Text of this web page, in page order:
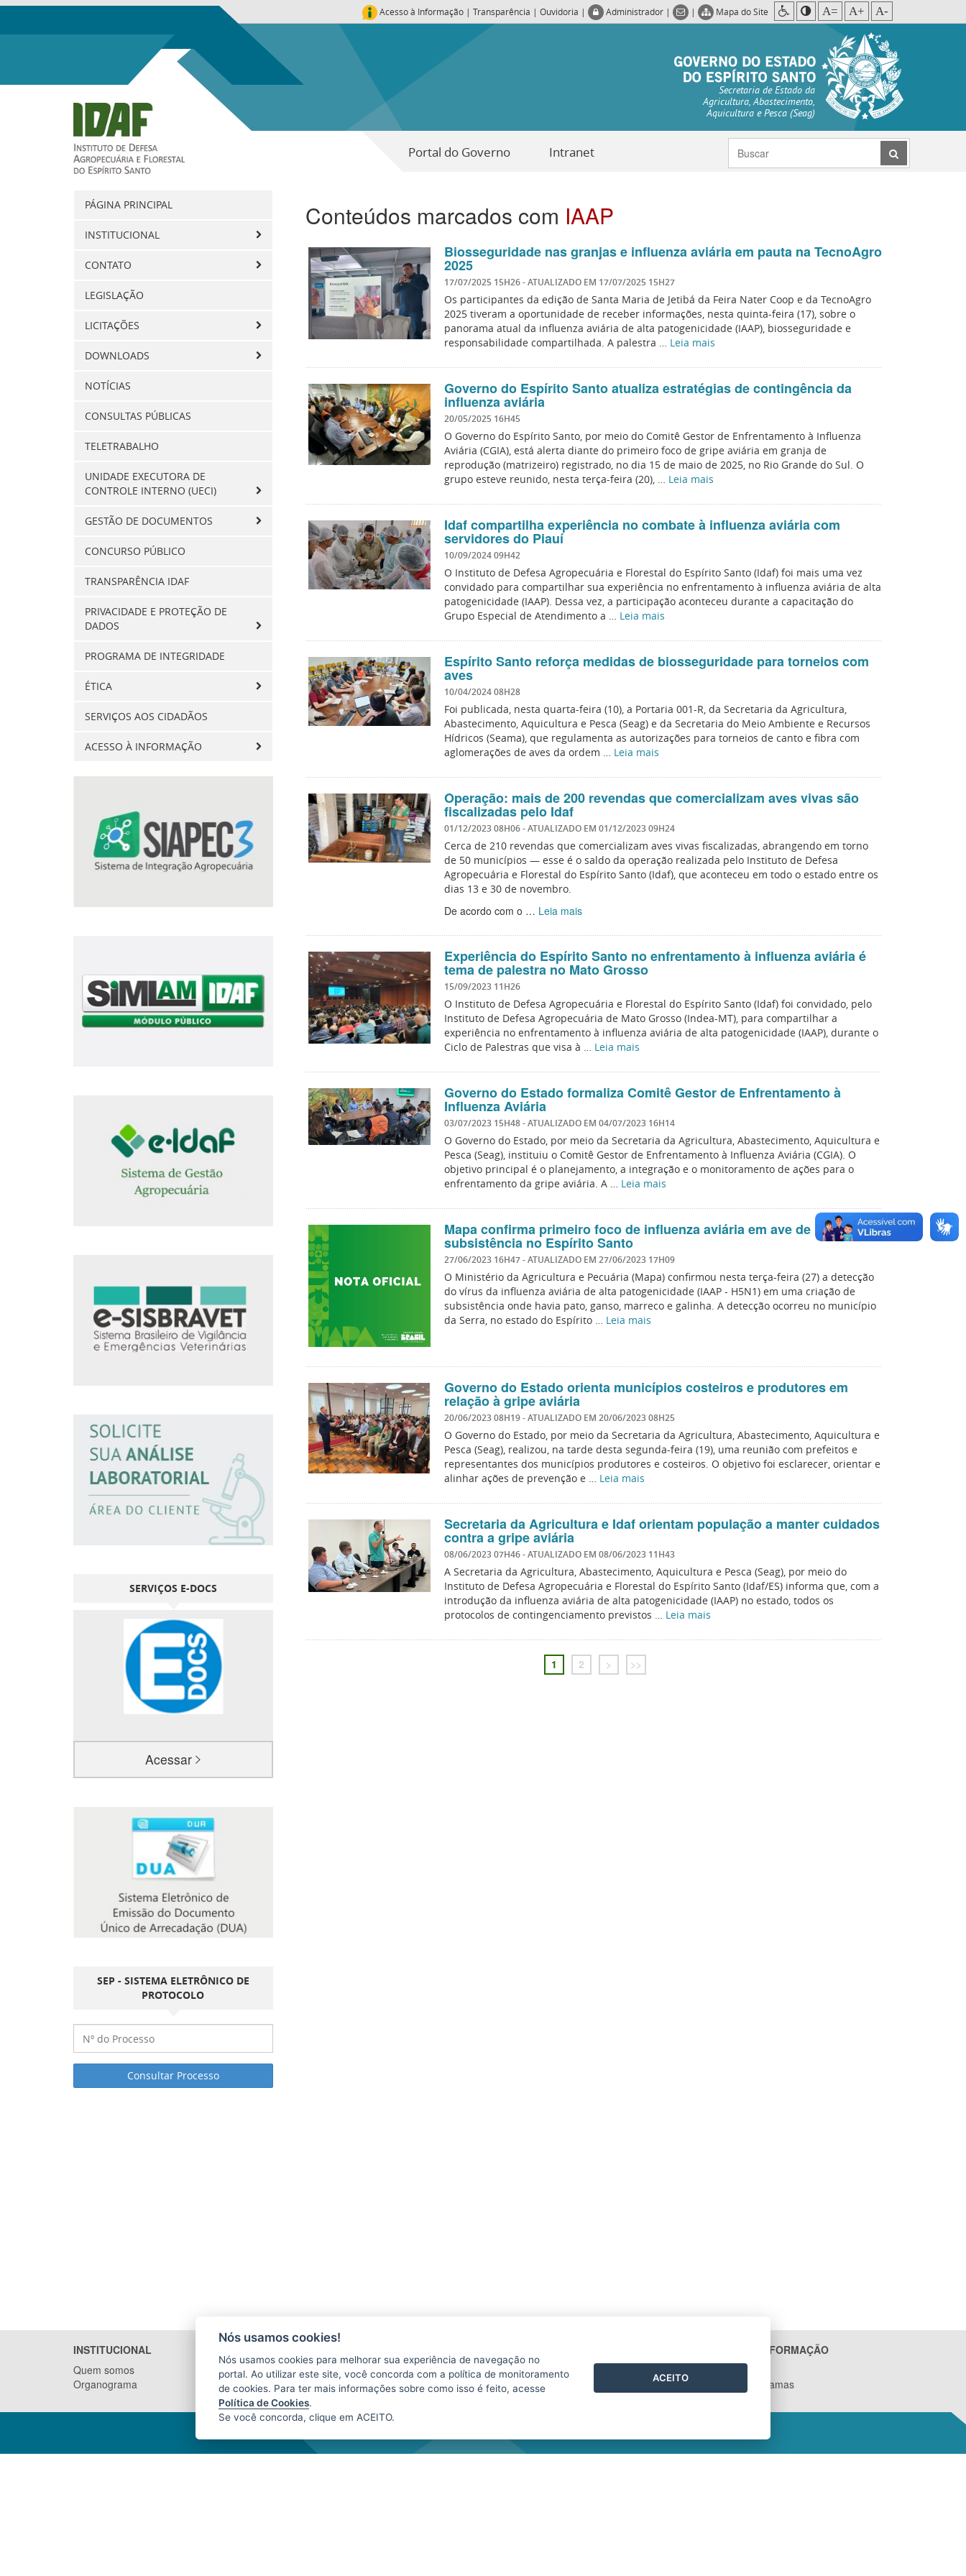
Acesso à Informação | Transparência | Ouvidoria | Administrador | | Mapa do Site A= A+ A-
Secretaria de Estado da
Agricultura, Abastecimento,
Aquicultura e Pesca (Seag)
Portal do Governo Intranet
PÁGINA PRINCIPAL
INSTITUCIONAL
CONTATO
LEGISLAÇÃO
LICITAÇÕES
DOWNLOADS
NOTÍCIAS
CONSULTAS PÚBLICAS
TELETRABALHO
UNIDADE EXECUTORA DE
CONTROLE INTERNO (UECI)
GESTÃO DE DOCUMENTOS
CONCURSO PÚBLICO
TRANSPARÊNCIA IDAF
PRIVACIDADE E PROTEÇÃO DE
DADOS
PROGRAMA DE INTEGRIDADE
ÉTICA
SERVIÇOS AOS CIDADÃOS
ACESSO À INFORMAÇÃO
SERVIÇOS E-DOCS
Acessar
SEP - SISTEMA ELETRÔNICO DE
PROTOCOLO
Consultar Processo
Conteúdos marcados com IAAP
Biosseguridade nas granjas e influenza aviária em pauta na TecnoAgro
2025
17/07/2025 15H26- ATUALIZADO EM 17/07/2025 15H27
Os participantes da edição de Santa Maria de Jetibá da Feira Nater Coop e da TecnoAgro
2025 tiveram a oportunidade de receber informações, nesta quinta-feira (17), sobre o
panorama atual da influenza aviária de alta patogenicidade (IAAP), biosseguridade e
responsabilidade compartilhada. A palestra … Leia mais
Governo do Espírito Santo atualiza estratégias de contingência da
influenza aviária
20/05/2025 16H45
O Governo do Espírito Santo, por meio do Comitê Gestor de Enfrentamento à Influenza
Aviária (CGIA), está alerta diante do primeiro foco de gripe aviária em granja de
reprodução (matrizeiro) registrado, no dia 15 de maio de 2025, no Rio Grande do Sul. O
grupo esteve reunido, nesta terça-feira (20), … Leia mais
Idaf compartilha experiência no combate à influenza aviária com
servidores do Piauí
10/09/2024 09H42
O Instituto de Defesa Agropecuária e Florestal do Espírito Santo (Idaf) foi mais uma vez
convidado para compartilhar sua experiência no enfrentamento à influenza aviária de alta
patogenicidade (IAAP). Dessa vez, a participação aconteceu durante a capacitação do
Grupo Especial de Atendimento a … Leia mais
Espírito Santo reforça medidas de biosseguridade para torneios com
aves
10/04/2024 08H28
Foi publicada, nesta quarta-feira (10), a Portaria 001-R, da Secretaria da Agricultura,
Abastecimento, Aquicultura e Pesca (Seag) e da Secretaria do Meio Ambiente e Recursos
Hídricos (Seama), que regulamenta as autorizações para torneios de canto e fibra com
aglomerações de aves da ordem … Leia mais
Operação: mais de 200 revendas que comercializam aves vivas são
fiscalizadas pelo Idaf
01/12/2023 08H06- ATUALIZADO EM 01/12/2023 09H24
Cerca de 210 revendas que comercializam aves vivas fiscalizadas, abrangendo em torno
de 50 municípios — esse é o saldo da operação realizada pelo Instituto de Defesa
Agropecuária e Florestal do Espírito Santo (Idaf), que aconteceu em todo o estado entre os
dias 13 e 30 de novembro.
De acordo com o … Leia mais
Experiência do Espírito Santo no enfrentamento à influenza aviária é
tema de palestra no Mato Grosso
15/09/2023 11H26
O Instituto de Defesa Agropecuária e Florestal do Espírito Santo (Idaf) foi convidado, pelo
Instituto de Defesa Agropecuária de Mato Grosso (Indea-MT), para compartilhar a
experiência no enfrentamento à influenza aviária de alta patogenicidade (IAAP), durante o
Ciclo de Palestras que visa à … Leia mais
Governo do Estado formaliza Comitê Gestor de Enfrentamento à
Influenza Aviária
03/07/2023 15H48- ATUALIZADO EM 04/07/2023 16H14
O Governo do Estado, por meio da Secretaria da Agricultura, Abastecimento, Aquicultura e
Pesca (Seag), instituiu o Comitê Gestor de Enfrentamento à Influenza Aviária (CGIA). O
objetivo principal é o planejamento, a integração e o monitoramento de ações para o
enfrentamento da gripe aviária. A … Leia mais
Mapa confirma primeiro foco de influenza aviária em ave de
subsistência no Espírito Santo
27/06/2023 16H47- ATUALIZADO EM 27/06/2023 17H09
O Ministério da Agricultura e Pecuária (Mapa) confirmou nesta terça-feira (27) a detecção
do vírus da influenza aviária de alta patogenicidade (IAAP - H5N1) em uma criação de
subsistência onde havia pato, ganso, marreco e galinha. A detecção ocorreu no município
da Serra, no estado do Espírito … Leia mais
Governo do Estado orienta municípios costeiros e produtores em
relação à gripe aviária
20/06/2023 08H19- ATUALIZADO EM 20/06/2023 08H25
O Governo do Estado, por meio da Secretaria da Agricultura, Abastecimento, Aquicultura e
Pesca (Seag), realizou, na tarde desta segunda-feira (19), uma reunião com prefeitos e
representantes dos municípios produtores e costeiros. O objetivo foi esclarecer, orientar e
alinhar ações de prevenção e … Leia mais
Secretaria da Agricultura e Idaf orientam população a manter cuidados
contra a gripe aviária
08/06/2023 07H46- ATUALIZADO EM 08/06/2023 11H43
A Secretaria da Agricultura, Abastecimento, Aquicultura e Pesca (Seag), por meio do
Instituto de Defesa Agropecuária e Florestal do Espírito Santo (Idaf/ES) informa que, com a
introdução da influenza aviária de alta patogenicidade (IAAP) no estado, todos os
protocolos de contingenciamento previstos … Leia mais
1 2 > >>
INSTITUCIONAL
Quem somos
Organograma
VÍDEOS
ACESSO À INFORMAÇÃO
Contratos
Ações e Programas
Nós usamos cookies!
Nós usamos cookies para melhorar sua experiência de navegação no
portal. Ao utilizar este site, você concorda com a política de monitoramento
de cookies. Para ter mais informações sobre como isso é feito, acesse
Política de Cookies.
Se você concorda, clique em ACEITO.
ACEITO